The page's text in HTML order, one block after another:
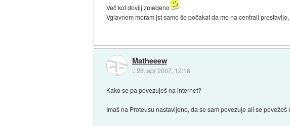
Več kot dovilj zmedeno
Vglavnem moram jst samo še počakat da me na centrali
Matheeew
::28. apr 2007, 12:16
Kako se pa povezuješ na internet?
Imaš na Proteusu nastavljeno, da se sam povezuje ali se